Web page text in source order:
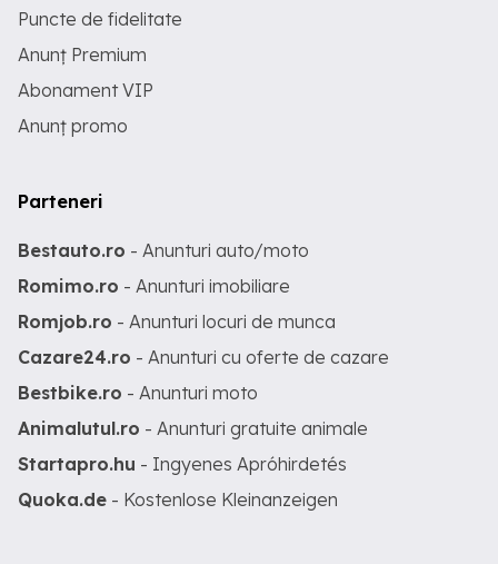
Puncte de fidelitate
Anunț Premium
Abonament VIP
Anunț promo
Parteneri
Bestauto.ro - Anunturi auto/moto
Romimo.ro - Anunturi imobiliare
Romjob.ro - Anunturi locuri de munca
Cazare24.ro - Anunturi cu oferte de cazare
Bestbike.ro - Anunturi moto
Animalutul.ro - Anunturi gratuite animale
Startapro.hu - Ingyenes Apróhirdetés
Quoka.de - Kostenlose Kleinanzeigen